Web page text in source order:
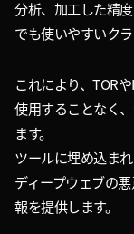
分析、加工した精
でも使いやすいク
これにより、TOR
使用することなく
ます。
ツールに埋め込ま
ディープウェブの
報を提供します。